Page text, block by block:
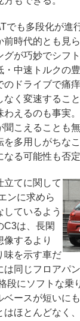
も多段化が進
前時代的とも見
グが巧妙でシフ
・中速トルクの
のドライブで痛
なく変速するこ
わえるのも事実
聞こえることも
を多用しがちな
る可能性も否定
てに関して
ンに求めら
しているよう
C3は、長閑
像するより
味を示す車だ
は同じフロアパ
段にソフトな乗
ベースが短いに
はほとんどなく